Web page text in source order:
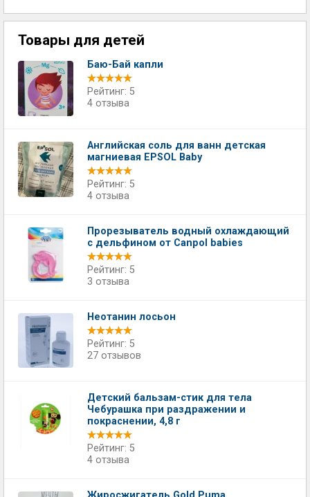
Товары для детей
Баю-Бай капли
Рейтинг: 5
4 отзыва
Английская соль для ванн детская
магниевая EPSOL Baby
Рейтинг: 5
4 отзыва
Прорезыватель водный охлаждающий
с дельфином от Canpol babies
Рейтинг: 5
3 отзыва
Неотанин лосьон
Рейтинг: 5
27 отзывов
Детский бальзам-стик для тела
Чебурашка при раздражении и
покраснении, 4,8 г
Рейтинг: 5
4 отзыва